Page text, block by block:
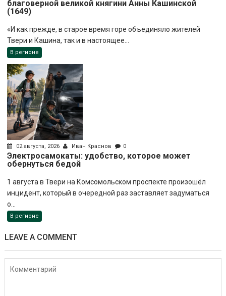
благоверной великой княгини Анны Кашинской
(1649)
«И как прежде, в старое время горе объединяло жителей
Твери и Кашина, так и в настоящее...
В регионе
02 августа, 2026 Иван Краснов 0
Электросамокаты: удобство, которое может
обернуться бедой
1 августа в Твери на Комсомольском проспекте произошёл
инцидент, который в очередной раз заставляет задуматься
о...
В регионе
LEAVE A COMMENT